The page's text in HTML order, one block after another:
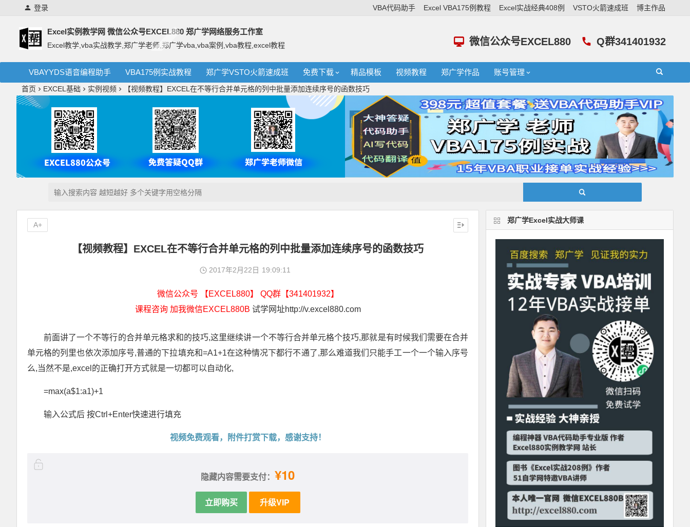
登录 VBA代码助手 Excel VBA175例教程 Excel实战经典408例 VSTO火箭速成班 博主作品
Excel实例教学网 微信公众号EXCEL880 郑广学网络服务工作室
Excel教学,vba实战教学,郑广学老师,郑广学vba,vba案例,vba教程,excel教程 Q群341401932
微信公众号EXCEL880
VBAYYDS语音编程助手 VBA175例实战教程 郑广学VSTO火箭速成班 免费下载 精品模板 视频教程 郑广学作品 账号管理
首页 EXCEL基础 实例视频 【视频教程】EXCEL在不等行合并单元格的列中批量添加连续序号的函数技巧
【视频教程】EXCEL在不等行合并单元格的列中批量添加连续序号的函数技巧
2017年2月22日 19:09:11
微信公众号 【EXCEL880】 QQ群【341401932】
课程咨询 加我微信EXCEL880B 试学网址http://v.excel880.com
前面讲了一个不等行的合并单元格求和的技巧,这里继续讲一个不等行合并单元格个技巧,那就是有时候我们需要在合并
单元格的列里也依次添加序号,普通的下拉填充和=A1+1在这种情况下都行不通了,那么难道我们只能手工一个一个输入序号
么,当然不是,excel的正确打开方式就是一切都可以自动化,
=max(a$1:a1)+1
输入公式后 按Ctrl+Enter快速进行填充
视频免费观看，附件打赏下载，感谢支持！
隐藏内容需要支付： ¥10
立即购买 升级VIP
A+
郑广学Excel实战大师课